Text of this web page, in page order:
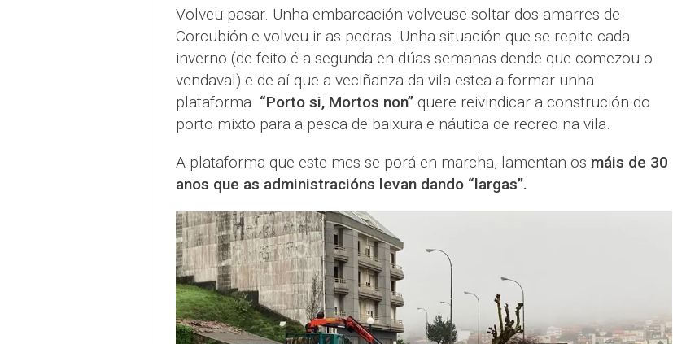
Volveu pasar. Unha embarcación volveuse soltar dos amarres de
Corcubión e volveu ir as pedras. Unha situación que se repite cada
inverno (de feito é a segunda en dúas semanas dende que comezou o
vendaval) e de aí que a veciñanza da vila estea a formar unha
plataforma. “Porto si, Mortos non”quere reivindicar a construción do
porto mixto para a pesca de baixura e náutica de recreo na vila.
A plataforma que este mes se porá en marcha, lamentan os máis de 30
anos que as administracións levan dando “largas”.